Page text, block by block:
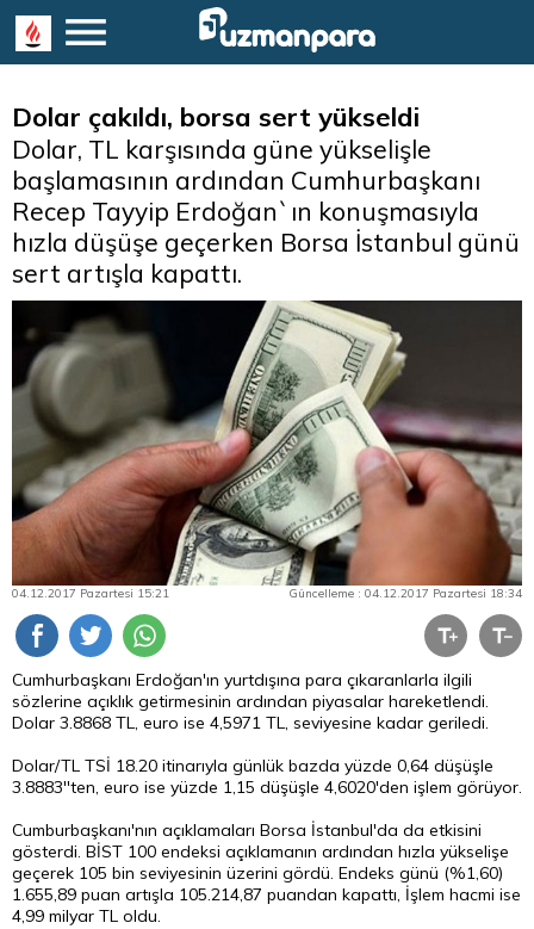
Dolar çakıldı, borsa sert yükseldi
Dolar, TL karşısında güne yükselişle
başlamasının ardından Cumhurbaşkanı
Recep Tayyip Erdoğan`ın konuşmasıyla
hızla düşüşe geçerken Borsa İstanbul günü
sert artışla kapattı.
04.12.2017 Pazartesi 15:21 Güncelleme : 04.12.2017 Pazartesi 18:34
Cumhurbaşkanı Erdoğan'ın yurtdışına para çıkaranlarla ilgili
sözlerine açıklık getirmesinin ardından piyasalar hareketlendi.
Dolar 3.8868 TL, euro ise 4,5971 TL, seviyesine kadar geriledi.
Dolar/TL TSİ 18.20 itinarıyla günlük bazda yüzde 0,64 düşüşle
3.8883''ten, euro ise yüzde 1,15 düşüşle 4,6020'den işlem görüyor.
Cumburbaşkanı'nın açıklamaları Borsa İstanbul'da da etkisini
gösterdi. BİST 100 endeksi açıklamanın ardından hızla yükselişe
geçerek 105 bin seviyesinin üzerini gördü. Endeks günü (%1,60)
1.655,89 puan artışla 105.214,87 puandan kapattı, İşlem hacmi ise
4,99 milyar TL oldu.